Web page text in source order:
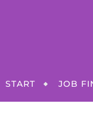
START JOB